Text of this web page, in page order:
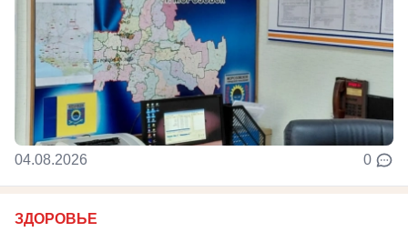
04.08.2026 0
ЗДОРОВЬЕ